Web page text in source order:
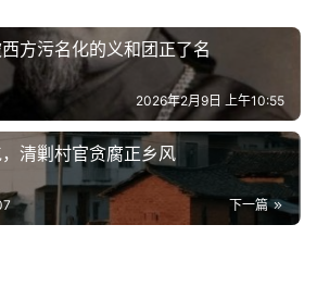
方污名化的义和团正了名
2026年2月9日 上午10:55
清剿村官贪腐正乡风
下一篇